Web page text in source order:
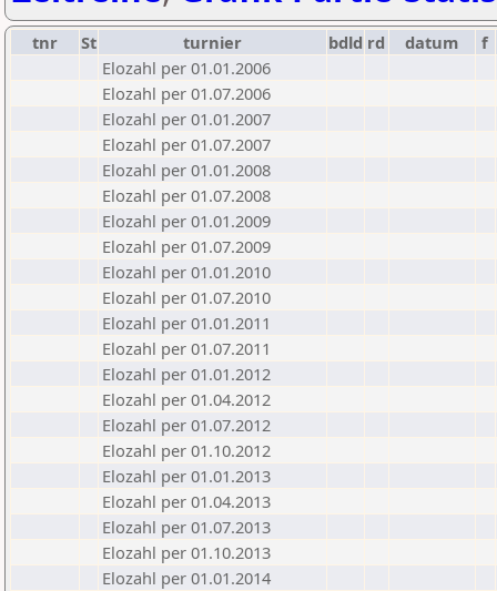
tnr St turnier bdld rd datum
f
Elozahl per 01.01.2006
Elozahl per 01.07.2006
Elozahl per 01.01.2007
Elozahl per 01.07.2007
Elozahl per 01.01.2008
Elozahl per 01.07.2008
Elozahl per 01.01.2009
Elozahl per 01.07.2009
Elozahl per 01.01.2010
Elozahl per 01.07.2010
Elozahl per 01.01.2011
Elozahl per 01.07.2011
Elozahl per 01.01.2012
Elozahl per 01.04.2012
Elozahl per 01.07.2012
Elozahl per 01.10.2012
Elozahl per 01.01.2013
Elozahl per 01.04.2013
Elozahl per 01.07.2013
Elozahl per 01.10.2013
Elozahl per 01.01.2014